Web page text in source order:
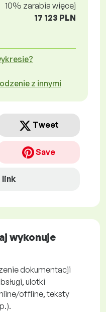
10% zarabia więcej
17 123 PLN
z innymi
Tweet
Save
link
wykonuje
dokumentacji
ulotki
offline, teksty